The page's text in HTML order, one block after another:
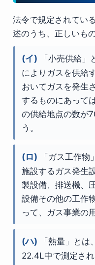
法令で規定されてい
述のうち、正しいも
(イ) 「小売供給」
によりガスを供給
おいてガスを発生
するものにあって
の供給地点の数が
う。
(ロ) 「ガス工作物
施設するガス発生
製設備、排送機、
設備その他の工作
って、ガス事業の
(ハ) 「熱量」とは
22.4L中で測定され